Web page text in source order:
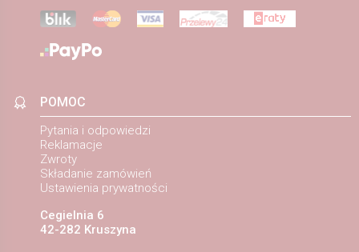
POMOC
Pytania i odpowiedzi
Reklamacje
Zwroty
Składanie zamówień
Ustawienia prywatności
Cegielnia 6
42-282 Kruszyna